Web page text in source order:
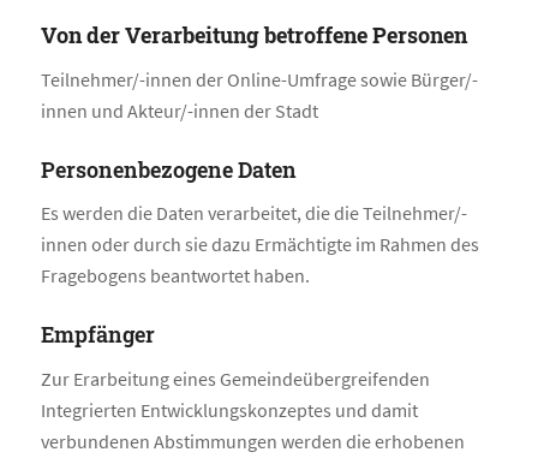
Von der Verarbeitung betroffene Personen
Teilnehmer/-innen der Online-Umfrage sowie Bürger/-
innen und Akteur/-innen der Stadt
Personenbezogene Daten
Es werden die Daten verarbeitet, die die Teilnehmer/-
innen oder durch sie dazu Ermächtigte im Rahmen des
Fragebogens beantwortet haben.
Empfänger
Zur Erarbeitung eines Gemeindeübergreifenden
Integrierten Entwicklungskonzeptes und damit
verbundenen Abstimmungen werden die erhobenen